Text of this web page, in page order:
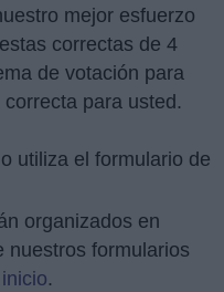
mejor esfuerzo
correctas de 4
de votación para
para usted.
utiliza el formulario de
organizados en
nuestros formularios
.